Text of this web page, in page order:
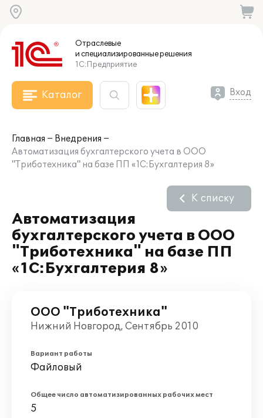
Отраслевые
и специализированныерешения
1С:Предприятие
Каталог Вход
Главная
Внедрения
Автоматизация бухгалтерского учета в ООО
"Триботехника" на базе ПП «1С:Бухгалтерия 8»
Автоматизация
бухгалтерского учета в ООО
"Триботехника" на базе ПП
«1С:Бухгалтерия 8»
К списку
ООО "Триботехника"
Нижний Новгород, Сентябрь 2010
Вариант работы
Файловый
Общее число автоматизированных рабочих мест
5